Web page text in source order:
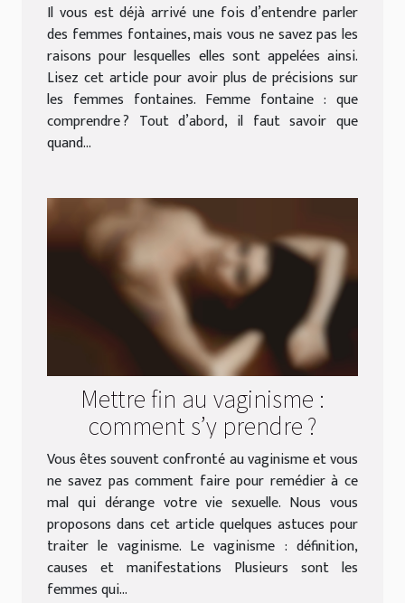
Il vous est déjà arrivé une fois d’entendre parler
des femmes fontaines, mais vous ne savez pas les
raisons pour lesquelles elles sont appelées ainsi.
Lisez cet article pour avoir plus de précisions sur
les femmes fontaines. Femme fontaine : que
comprendre ? Tout d’abord, il faut savoir que
quand...
Mettre fin au vaginisme :
comment s’y prendre ?
Vous êtes souvent confronté au vaginisme et vous
ne savez pas comment faire pour remédier à ce
mal qui dérange votre vie sexuelle. Nous vous
proposons dans cet article quelques astuces pour
traiter le vaginisme. Le vaginisme : définition,
causes et manifestations Plusieurs sont les
femmes qui...